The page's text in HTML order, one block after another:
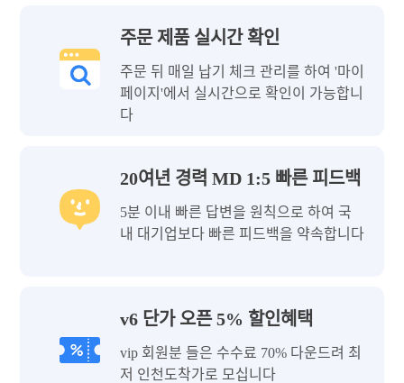
주문 제품 실시간 확인
주문 뒤 매일 납기 체크 관리를 하여 '마이
페이지'에서 실시간으로 확인이 가능합니
다
20여년 경력 MD 1:5 빠른 피드백
5분 이내 빠른 답변을 원칙으로 하여 국
내 대기업보다 빠른 피드백을 약속합니다
v6 단가 오픈 5% 할인혜택
vip 회원분 들은 수수료 70% 다운드려 최
저 인천도착가로 모십니다